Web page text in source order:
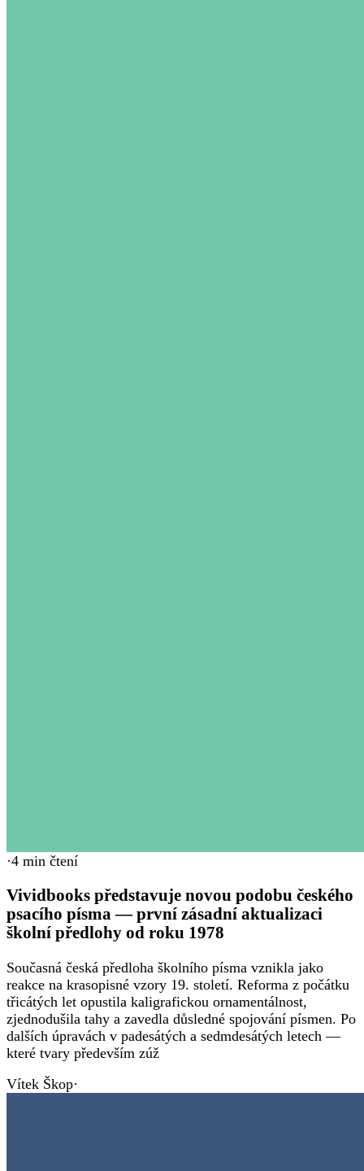
·4 min čtení
Vividbooks představuje novou podobu českého
psacího písma — první zásadní aktualizaci
školní předlohy od roku 1978
Současná česká předloha školního písma vznikla jako
reakce na krasopisné vzory 19. století. Reforma z počátku
třicátých let opustila kaligrafickou ornamentálnost,
zjednodušila tahy a zavedla důsledné spojování písmen. Po
dalších úpravách v padesátých a sedmdesátých letech —
které tvary především zúž
Vítek Škop·